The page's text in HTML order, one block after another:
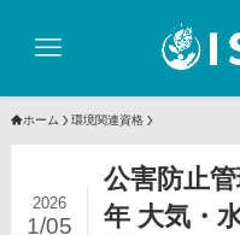
ホーム 環境関連資格
公害防止
年 大気・
2026
1/05